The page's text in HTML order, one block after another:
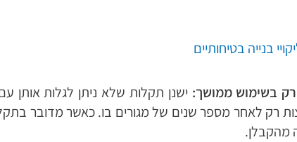
בנייה בטיחותיים
בשימוש ממושך: ישנן תקלות שלא ניתן לגלות אותן
רק לאחר מספר שנים של מגורים בו. כאשר מדובר
מהקבלן.